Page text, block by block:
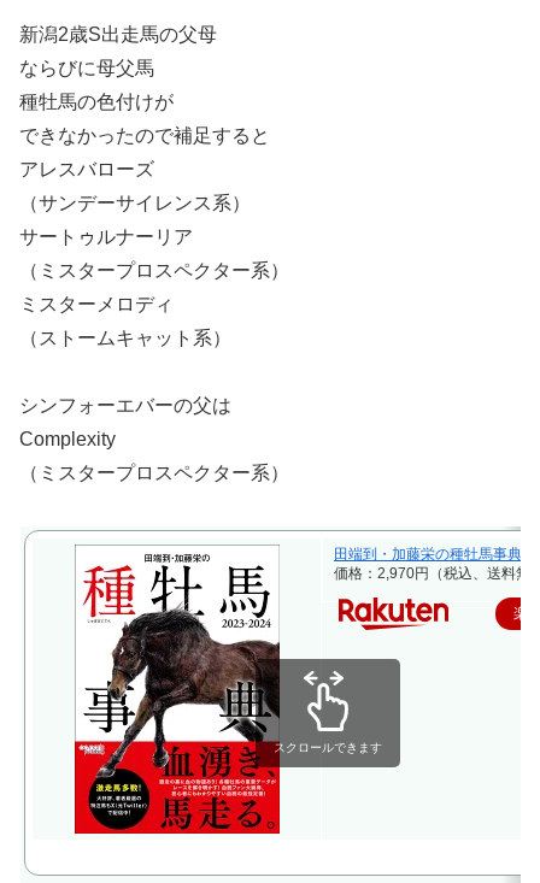
新潟2歳S出走馬の父母
ならびに母父馬
種牡馬の色付けが
できなかったので補足すると
アレスバローズ
（サンデーサイレンス系）
サートゥルナーリア
（ミスタープロスペクター系）
ミスターメロディ
（ストームキャット系）
シンフォーエバーの父は
Complexity
（ミスタープロスペクター系）
田端到・加藤栄の種牡馬事典
価格：2,970円（税込、送料無
楽
スクロールできます